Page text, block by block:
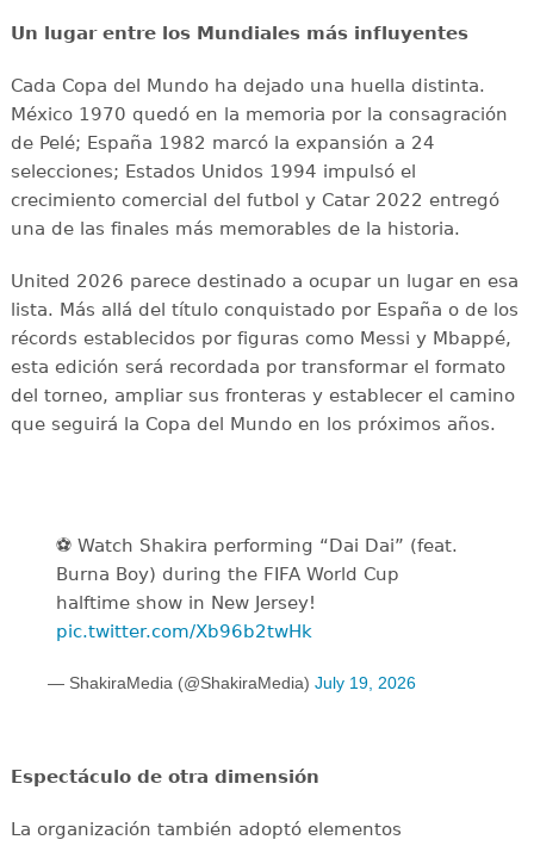
Un lugar entre los Mundiales más influyentes
Cada Copa del Mundo ha dejado una huella distinta.
México 1970 quedó en la memoria por la consagración
de Pelé; España 1982 marcó la expansión a 24
selecciones; Estados Unidos 1994 impulsó el
crecimiento comercial del futbol y Catar 2022 entregó
una de las finales más memorables de la historia.
United 2026 parece destinado a ocupar un lugar en esa
lista. Más allá del título conquistado por España o de los
récords establecidos por figuras como Messi y Mbappé,
esta edición será recordada por transformar el formato
del torneo, ampliar sus fronteras y establecer el camino
que seguirá la Copa del Mundo en los próximos años.
⚽️️ Watch Shakira performing “Dai Dai” (feat.
Burna Boy) during the FIFA World Cup
halftime show in New Jersey!
pic.twitter.com/Xb96b2twHk
— ShakiraMedia (@ShakiraMedia) July 19, 2026
Espectáculo de otra dimensión
La organización también adoptó elementos